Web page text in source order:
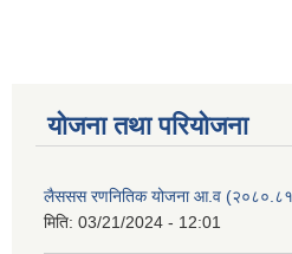
योजना तथा परियोजना
लैससस रणनितिक योजना आ.व
मिति: 03/21/2024 - 12:01